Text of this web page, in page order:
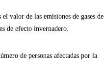
valor de las emisiones de gases de
de efecto invernadero.
de personas afectadas por la